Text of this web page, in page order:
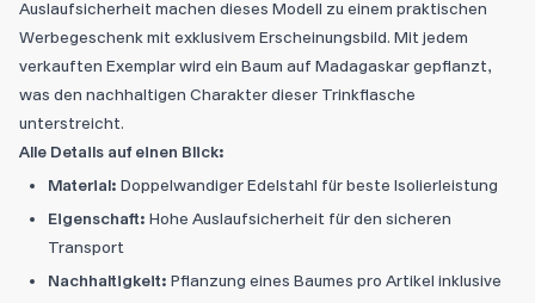
Auslaufsicherheit machen dieses Modell zu einem praktischen
Werbegeschenk mit exklusivem Erscheinungsbild. Mit jedem
verkauften Exemplar wird ein Baum auf Madagaskar gepflanzt,
was den nachhaltigen Charakter dieser Trinkflasche
unterstreicht.
Alle Details auf einen Blick:
Material: Doppelwandiger Edelstahl für beste Isolierleistung
Eigenschaft: Hohe Auslaufsicherheit für den sicheren
Transport
Nachhaltigkeit: Pflanzung eines Baumes pro Artikel inklusive